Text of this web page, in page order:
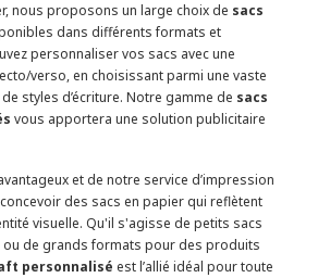
nous proposons un large choix de sacs
dans différents formats et
personnaliser vos sacs avec une
verso, en choisissant parmi une vaste
styles d’écriture. Notre gamme de sacs
vous apportera une solution publicitaire
et de notre service d’impression
des sacs en papier qui reflètent
visuelle. Qu'il s'agisse de petits sacs
ou de grands formats pour des produits
personnalisé est l’allié idéal pour toute